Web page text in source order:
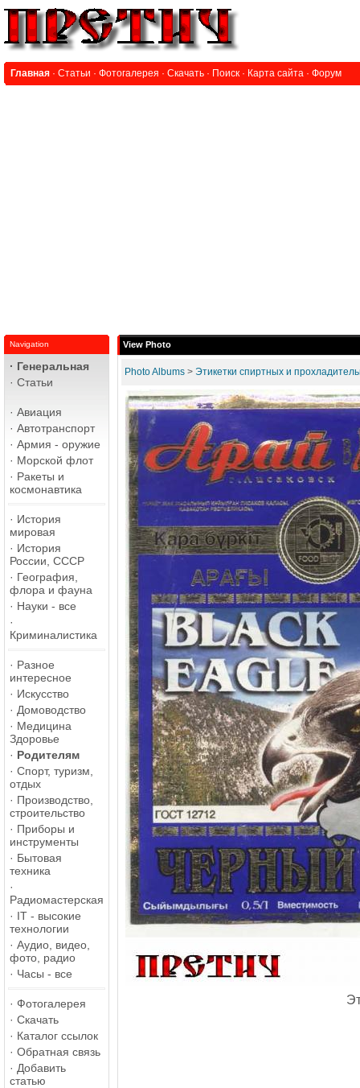
Главная · Статьи · Фотогалерея · Скачать · Поиск · Карта сайта · Форум
Navigation
· Генеральная
· Статьи
· Авиация
· Автотранспорт
· Армия - оружие
· Морской флот
· Ракеты и
космонавтика
· История
мировая
· История
России, СССР
· География,
флора и фауна
· Науки - все
·
Криминалистика
· Разное
интересное
· Искусство
· Домоводство
· Медицина
Здоровье
· Родителям
· Спорт, туризм,
отдых
· Производство,
строительство
· Приборы и
инструменты
· Бытовая
техника
·
Радиомастерская
· IT - высокие
технологии
· Аудио, видео,
фото, радио
· Часы - все
· Фотогалерея
· Скачать
· Каталог ссылок
· Обратная связь
· Добавить
статью
View Photo
Photo Albums > Этикетки спиртных и